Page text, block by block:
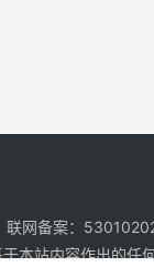
网备案：
站内容作出的任